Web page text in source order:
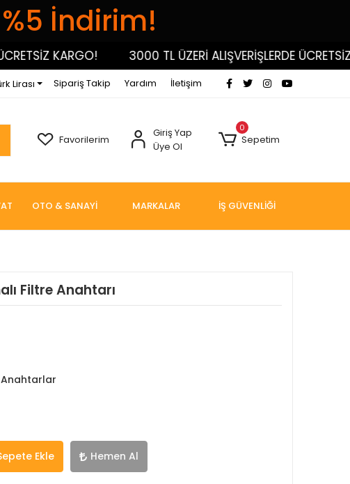
İndirim!
KARGO! 3000 TL ÜZERİ ALIŞVERİŞLERDE ÜCRETSİZ
Lirası Sipariş Takip Yardım İletişim
Favorilerim
Giriş Yap
Üye Ol
0
Sepetim
OTO & SANAYİ MARKALAR İŞ GÜVENLİĞİ
Filtre Anahtarı
Anahtarlar
Ekle Hemen Al